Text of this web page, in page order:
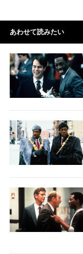
あわせて読みたい